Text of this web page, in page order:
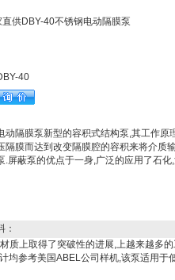
直供DBY-40不锈钢电动隔膜泵
40
动隔膜泵新型的容积式结构泵,其工作
隔膜而达到改变隔膜腔的容积来将介质
.屏蔽泵的优点于一身,广泛的应用了石
：
质上取得了突破性的进展,上越来越多
均参考美国ABEL公司样机,该泵适用于